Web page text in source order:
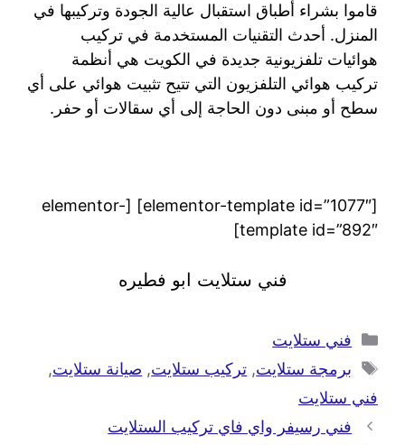
قاموا بشراء أطباق استقبال عالية الجودة وتركيبها في
المنزل. أحدث التقنيات المستخدمة في تركيب
هوائيات تلفزيونية جديدة في الكويت هي أنظمة
تركيب هوائي التلفزيون التي تتيح تثبيت هوائي على أي
سطح أو مبنى دون الحاجة إلى أي سقالات أو حفر.
[elementor-template id=”1077″] [elementor-
template id=”892″]
فني ستلايت ابو فطيره
فني ستلايت
برمجة ستلايت, تركيب ستلايت, صيانة ستلايت,
فني ستلايت
فني رسيفر واي فاي تركيب الستلايت